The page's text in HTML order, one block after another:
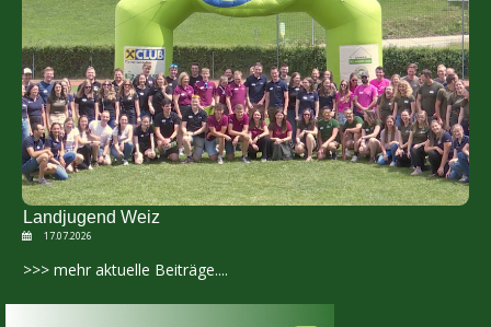
Landjugend Weiz
17.07.2026
>>> mehr aktuelle Beiträge....